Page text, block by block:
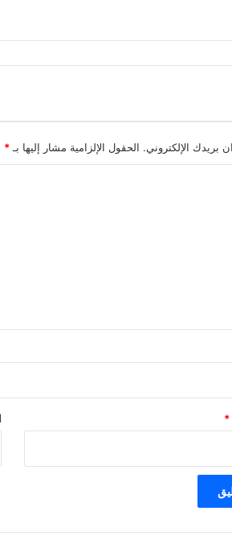
بريدك الإلكتروني. الحقول الإلزامية مشار إليها بـ *
*